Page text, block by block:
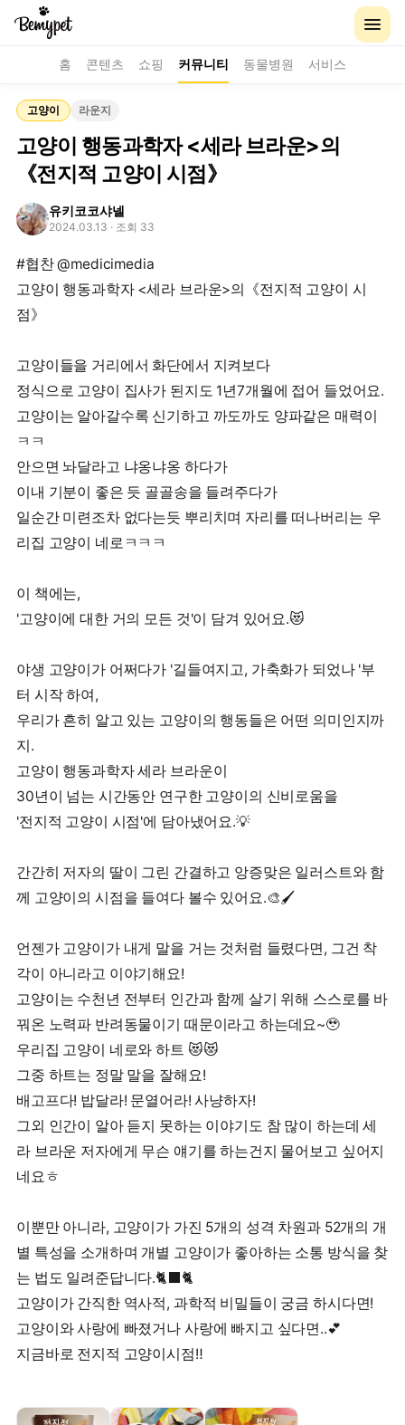
홈 콘텐츠 쇼핑 커뮤니티 동물병원 서비스
고양이 라운지
고양이 행동과학자 <세라 브라운>의
《전지적 고양이 시점》
유키코코샤넬
2024.03.13 · 조회 33
#협찬 @medicimedia
고양이 행동과학자 <세라 브라운>의《전지적 고양이 시
점》
고양이들을 거리에서 화단에서 지켜보다
정식으로 고양이 집사가 된지도 1년7개월에 접어 들었어요.
고양이는 알아갈수록 신기하고 까도까도 양파같은 매력이
ㅋㅋ
안으면 놔달라고 냐옹냐옹 하다가
이내 기분이 좋은 듯 골골송을 들려주다가
일순간 미련조차 없다는듯 뿌리치며 자리를 떠나버리는 우
리집 고양이 네로ㅋㅋㅋ
이 책에는,
'고양이에 대한 거의 모든 것'이 담겨 있어요.😻
야생 고양이가 어쩌다가 '길들여지고, 가축화가 되었나 '부
터 시작 하여,
우리가 흔히 알고 있는 고양이의 행동들은 어떤 의미인지까
지.
고양이 행동과학자 세라 브라운이
30년이 넘는 시간동안 연구한 고양이의 신비로움을
'전지적 고양이 시점'에 담아냈어요.💡
간간히 저자의 딸이 그린 간결하고 앙증맞은 일러스트와 함
께 고양이의 시점을 들여다 볼수 있어요.🎨🖌️
언젠가 고양이가 내게 말을 거는 것처럼 들렸다면, 그건 착
각이 아니라고 이야기해요!
고양이는 수천년 전부터 인간과 함께 살기 위해 스스로를 바
꿔온 노력파 반려동물이기 때문이라고 하는데요~🥹
우리집 고양이 네로와 하트 😻😻
그중 하트는 정말 말을 잘해요!
배고프다! 밥달라! 문열어라! 사냥하자!
그외 인간이 알아 듣지 못하는 이야기도 참 많이 하는데 세
라 브라운 저자에게 무슨 얘기를 하는건지 물어보고 싶어지
네요ㅎ
이뿐만 아니라, 고양이가 가진 5개의 성격 차원과 52개의 개
별 특성을 소개하며 개별 고양이가 좋아하는 소통 방식을 찾
는 법도 일려준답니다.🐈‍⬛🐈
고양이가 간직한 역사적, 과학적 비밀들이 궁금 하시다면!
고양이와 사랑에 빠졌거나 사랑에 빠지고 싶다면..💕
지금바로 전지적 고양이시점‼️